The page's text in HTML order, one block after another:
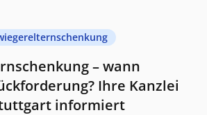
– wann
Ihre Kanzlei
informiert